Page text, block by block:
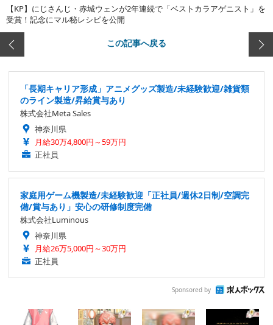
【KP】にじさんじ・赤城ウェンが2年連続で「ベストカラアゲニスト」を
受賞！記念にマル秘レシピを公開
この記事へ戻る
「長期キャリア形成」アニメグッズ製造/未経験歓迎/雑貨類
のライン製造/昇給賞与あり
株式会社Meta Sales
神奈川県
月給30万4,800円～59万円
正社員
家庭用ゲーム機製造/未経験歓迎「正社員/週休2日制/空調完
備/賞与あり」安心の研修制度完備
株式会社Luminous
神奈川県
月給26万5,000円～30万円
正社員
Sponsored by